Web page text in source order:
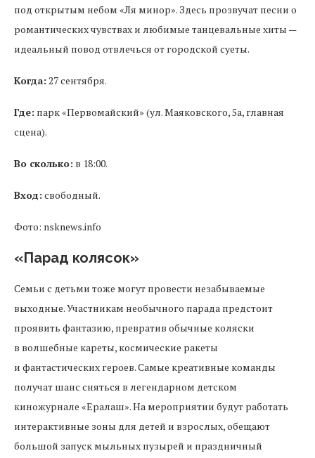
под открытым небом «Ля минор». Здесь прозвучат песни о
романтических чувствах и любимые танцевальные хиты —
идеальный повод отвлечься от городской суеты.
Когда: 27 сентября.
Где: парк «Первомайский» (ул. Маяковского, 5а, главная
сцена).
Во сколько: в 18:00.
Вход: свободный.
Фото: nsknews.info
«Парад колясок»
Семьи с детьми тоже могут провести незабываемые
выходные. Участникам необычного парада предстоит
проявить фантазию, превратив обычные коляски
в волшебные кареты, космические ракеты
и фантастических героев. Самые креативные команды
получат шанс сняться в легендарном детском
киножурнале «Ералаш». На мероприятии будут работать
интерактивные зоны для детей и взрослых, обещают
большой запуск мыльных пузырей и праздничный